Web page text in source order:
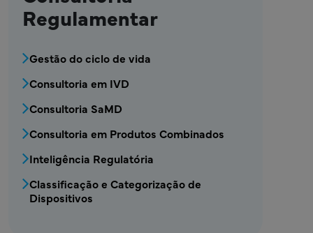
Regulamentar
Bloco de Serviços de Consultoria
Gestão do ciclo de vida
Consultoria em IVD
Consultoria SaMD
Consultoria em Produtos Combinados
Inteligência Regulatória
Classificação e Categorização de
Dispositivos